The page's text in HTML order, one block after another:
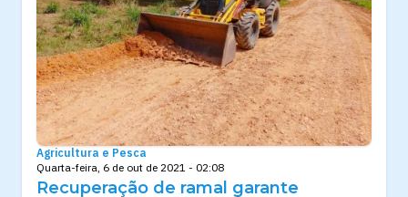
Agricultura e Pesca
Quarta-feira, 6 de out de 2021 - 02:08
Recuperação de ramal garante